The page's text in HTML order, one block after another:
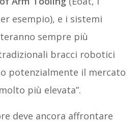
esempio), e i sistemi
sempre più
bracci robotici
potenzialmente il mercato
più elevata”.
deve ancora affrontare